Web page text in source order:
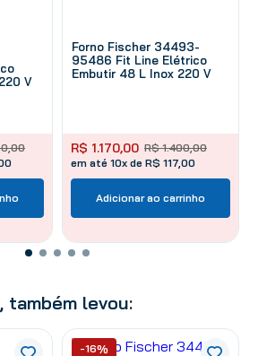
V
,00
Forno Fischer 34493-
95486 Fit Line Elétrico
Embutir 48 L Inox 220 V
R$ 1.400,00
R$ 1.170,00
em até 10x de R$ 117,00
Adicionar ao carrinho
também levou:
-16%